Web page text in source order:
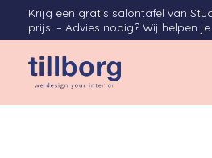
Krijg een gratis salontafel van
prijs. – Advies nodig? Wij helpen